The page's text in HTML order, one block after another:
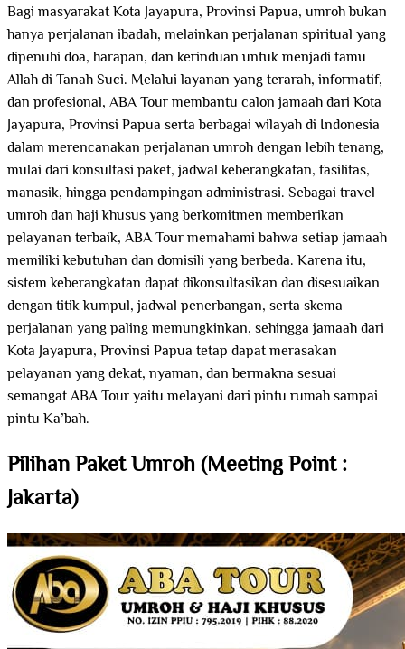
Bagi masyarakat Kota Jayapura, Provinsi Papua, umroh bukan
hanya perjalanan ibadah, melainkan perjalanan spiritual yang
dipenuhi doa, harapan, dan kerinduan untuk menjadi tamu
Allah di Tanah Suci. Melalui layanan yang terarah, informatif,
dan profesional, ABA Tour membantu calon jamaah dari Kota
Jayapura, Provinsi Papua serta berbagai wilayah di Indonesia
dalam merencanakan perjalanan umroh dengan lebih tenang,
mulai dari konsultasi paket, jadwal keberangkatan, fasilitas,
manasik, hingga pendampingan administrasi. Sebagai travel
umroh dan haji khusus yang berkomitmen memberikan
pelayanan terbaik, ABA Tour memahami bahwa setiap jamaah
memiliki kebutuhan dan domisili yang berbeda. Karena itu,
sistem keberangkatan dapat dikonsultasikan dan disesuaikan
dengan titik kumpul, jadwal penerbangan, serta skema
perjalanan yang paling memungkinkan, sehingga jamaah dari
Kota Jayapura, Provinsi Papua tetap dapat merasakan
pelayanan yang dekat, nyaman, dan bermakna sesuai
semangat ABA Tour yaitu melayani dari pintu rumah sampai
pintu Ka’bah.
Pilihan Paket Umroh (Meeting Point :
Jakarta)